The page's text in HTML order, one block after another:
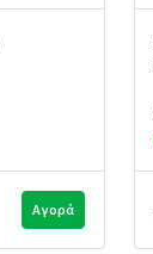
Αγορά